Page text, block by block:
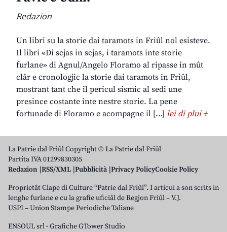
Redazion
Un libri su la storie dai taramots in Friûl nol esisteve.
Il libri «Di scjas in scjas, i taramots inte storie
furlane» di Agnul/Angelo Floramo al ripasse in mût
clâr e cronologjic la storie dai taramots in Friûl,
mostrant tant che il pericul sismic al sedi une
presince costante inte nestre storie. La pene
fortunade di Floramo e acompagne il […] lei di plui +
La Patrie dal Friûl Copyright © La Patrie dal Friûl
Partita IVA 01299830305
Redazion RSS/XML Pubblicità Privacy PolicyCookie Policy
Proprietât Clape di Culture “Patrie dal Friûl”. I articui a son scrits in
lenghe furlane e cu la grafie uficiâl de Regjon Friûl – V.J.
USPI – Union Stampe Periodiche Taliane
ENSOUL srl-Grafiche GTower Studio